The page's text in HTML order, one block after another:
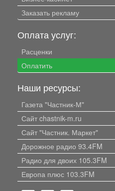
Заказать рекламу
Оплата услуг:
Расценки
Оплатить
Наши ресурсы:
Газета "Частник-М"
Сайт chastnik-m.ru
Сайт "Частник. Маркет"
Дорожное радио 93.4FM
Радио для двоих 105.3FM
Европа плюс 103.3FM